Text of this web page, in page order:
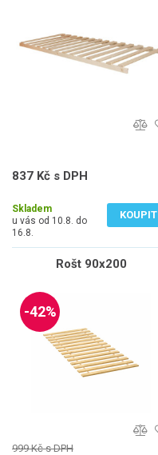
837 Kč s DPH
Skladem
u vás od 10.8. do
16.8.
KOUPIT
Rošt 90x200
-42%
999 Kč s DPH